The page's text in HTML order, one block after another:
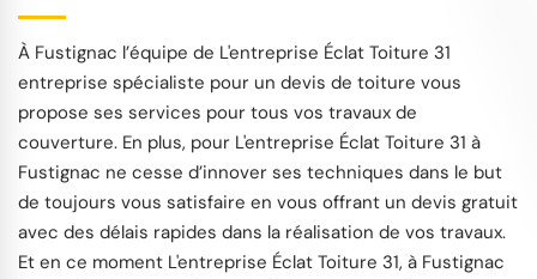
À Fustignac l’équipe de L'entreprise Éclat Toiture 31
entreprise spécialiste pour un devis de toiture vous
propose ses services pour tous vos travaux de
couverture. En plus, pour L'entreprise Éclat Toiture 31 à
Fustignac ne cesse d’innover ses techniques dans le but
de toujours vous satisfaire en vous offrant un devis gratuit
avec des délais rapides dans la réalisation de vos travaux.
Et en ce moment L'entreprise Éclat Toiture 31, à Fustignac